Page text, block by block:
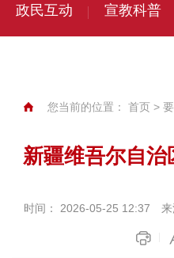
政民互动 宣教科普
您当前的位置： 首页 >
新疆维吾尔自
时间： 2026-05-25 12:37 来